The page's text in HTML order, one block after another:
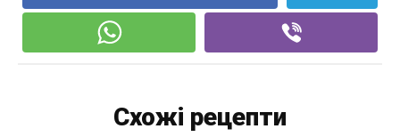
Схожі рецепти